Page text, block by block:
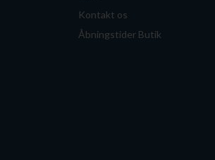
Kontakt os
Åbningstider Butik